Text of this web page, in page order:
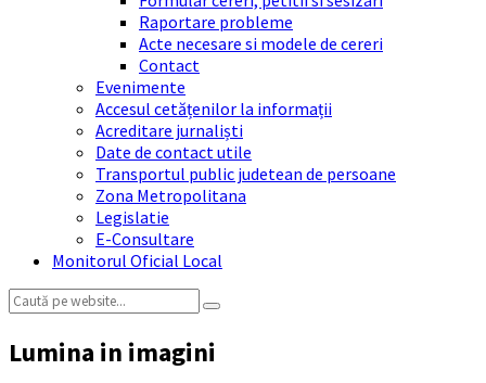
Raportare probleme
Acte necesare si modele de cereri
Contact
Evenimente
Accesul cetățenilor la informații
Acreditare jurnaliști
Date de contact utile
Transportul public judetean de persoane
Zona Metropolitana
Legislatie
E-Consultare
Monitorul Oficial Local
Search:
Lumina in imagini